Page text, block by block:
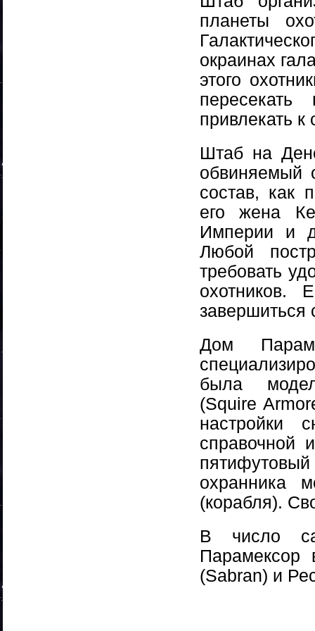
планеты
окраинах
этого
привлекать
Штаб на
обвиняемый
состав, как
его жена
Империи и
Любой
требовать
охотников.
завершиться
Дом
была
(Squire
настройки
справочной
пятифутовый
охранника
(корабля).
В число
Парамексор
(Sabran) и